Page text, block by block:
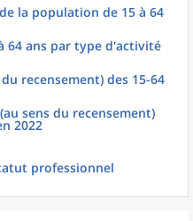
la population de 15 à 64
64 ans par type d'activité
recensement) des 15-64
sens du recensement)
2022
professionnel